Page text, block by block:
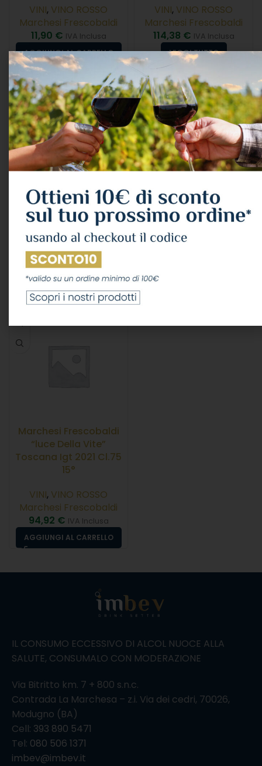
VINI, VINO ROSSO
Marchesi Frescobaldi
11,90 € IVA Inclusa
AGGIUNGI AL CARRELLO
VINI, VINO ROSSO
Marchesi Frescobaldi
114,38 € IVA Inclusa
LEGGI TUTTO
Marchesi Frescobaldi “la
Vite Lucente” Toscana
Igt 2023 Cl.75 14°
VINI,VINO ROSSO
Marchesi Frescobaldi
26,20€
AGGIUNGI AL CARRELLO
ESAURITO
Marchesi Frescobaldi
“alie Rose” Toscana Igt
2024 Cl.75 12°
VINI,VINO ROSATO
Marchesi Frescobaldi
“luce Della Vite”
Toscana Igt 2021 Cl.75
15°
VINI, VINO ROSSO
Marchesi Frescobaldi
94,92 € IVA Inclusa
AGGIUNGI AL CARRELLO
IL CONSUMO ECCESSIVO DI ALCOL NUOCE ALLA
SALUTE, CONSUMALO CON MODERAZIONE
Via Bitritto km. 7 + 800 s.n.c.
Contrada La Marchesa – z.i. Via dei cedri, 70026,
Modugno (BA)
Cell: 393 890 5471
Tel: 080 506 1371
imbev@imbev.it